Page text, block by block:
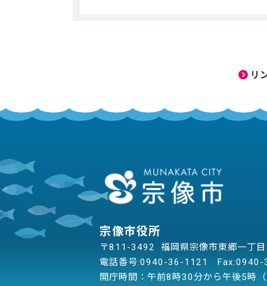
リ
宗像市役所
〒811-3492 福岡県宗像市東郷一丁
電話番号:0940-36-1121
Fax:0940-
開庁時間：午前8時30分から午後5時